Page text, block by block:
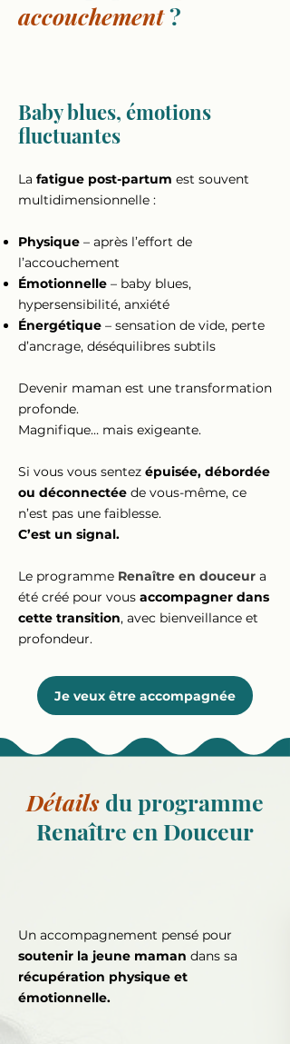
accouchement?
Baby blues, émotions
fluctuantes
La fatigue post-partum est souvent
multidimensionnelle :
Physique – après l’effort de
l’accouchement
Émotionnelle – baby blues,
hypersensibilité, anxiété
Énergétique – sensation de vide, perte
d’ancrage, déséquilibres subtils
Devenir maman est une transformation
profonde.
Magnifique… mais exigeante.
Si vous vous sentez épuisée, débordée
ou déconnectée de vous-même, ce
n’est pas une faiblesse.
C’est un signal.
Le programme Renaître en douceur a
été créé pour vous accompagner dans
cette transition, avec bienveillance et
profondeur.
Je veux être accompagnée
Détails du programme
Renaître en Douceur
Un accompagnement pensé pour
soutenir la jeune maman dans sa
récupération physique et
émotionnelle.